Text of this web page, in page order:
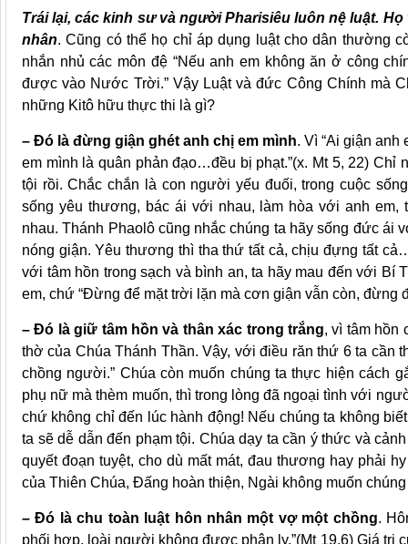
Trái lại, các kinh sư và người Pharisiêu luôn nệ luật.
nhân. Cũng có thể họ chỉ áp dụng luật cho dân thường
nhắn nhủ các môn đệ “Nếu anh em không ăn ở công
được vào Nước Trời.” Vậy Luật và đức Công Chính mà
những Kitô hữu thực thi là gì?
– Đó là đừng giận ghét anh chị em mình. Vì “Ai giận anh
em mình là quân phản đạo…đều bị phạt.”(x. Mt 5, 22) Chỉ
tội rồi. Chắc chắn là con người yếu đuối, trong cuộc
sống yêu thương, bác ái với nhau, làm hòa với anh em,
nhau. Thánh Phaolô cũng nhắc chúng ta hãy sống đức
nóng giận. Yêu thương thì tha thứ tất cả, chịu đựng tất
với tâm hồn trong sạch và bình an, ta hãy mau đến với Bí
em, chứ “Đừng để mặt trời lặn mà cơn giận vẫn còn, đừng
– Đó là giữ tâm hồn và thân xác trong trắng, vì tâm hồn
thờ của Chúa Thánh Thần. Vậy, với điều răn thứ 6 ta cần
chồng người.” Chúa còn muốn chúng ta thực hiện cách
phụ nữ mà thèm muốn, thì trong lòng đã ngoại tình với
chứ không chỉ đến lúc hành động! Nếu chúng ta không
ta sẽ dễ dẫn đến phạm tội. Chúa dạy ta cần ý thức và
quyết đoạn tuyệt, cho dù mất mát, đau thương hay phải
của Thiên Chúa, Đấng hoàn thiện, Ngài không muốn
– Đó là chu toàn luật hôn nhân một vợ một chồng.
phối hợp, loài người không được phân ly.”(Mt 19,6) Giá trị